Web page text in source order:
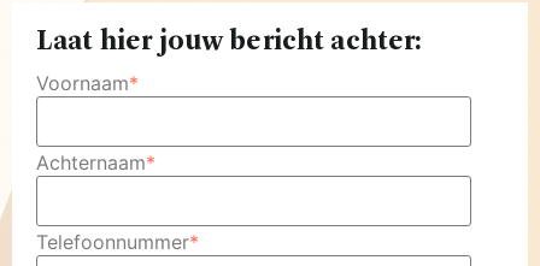
Laat hier jouw bericht achter:
Voornaam*
Achternaam*
Telefoonnummer*